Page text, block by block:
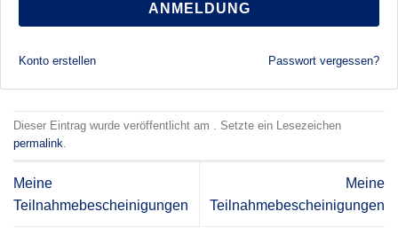
ANMELDUNG
Konto erstellen Passwort vergessen?
Dieser Eintrag wurde veröffentlicht am . Setzte ein Lesezeichen
permalink.
Meine
Teilnahmebescheinigungen
Meine
Teilnahmebescheinigungen